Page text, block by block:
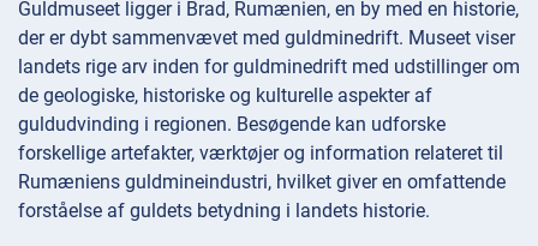
Guldmuseet ligger i Brad, Rumænien, en by med en historie,
der er dybt sammenvævet med guldminedrift. Museet viser
landets rige arv inden for guldminedrift med udstillinger om
de geologiske, historiske og kulturelle aspekter af
guldudvinding i regionen. Besøgende kan udforske
forskellige artefakter, værktøjer og information relateret til
Rumæniens guldmineindustri, hvilket giver en omfattende
forståelse af guldets betydning i landets historie.